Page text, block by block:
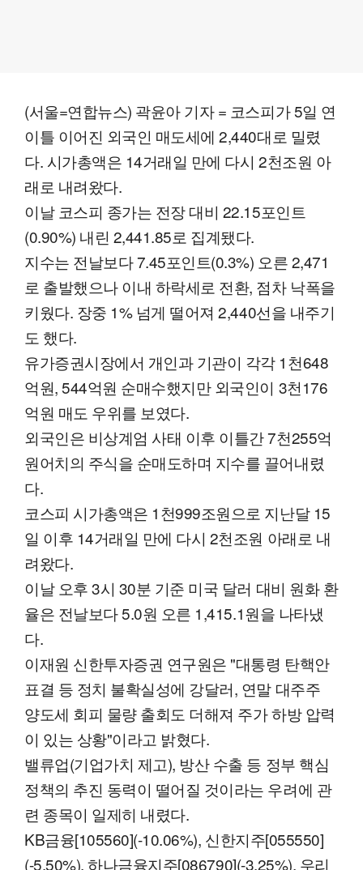
(서울=연합뉴스) 곽윤아 기자 = 코스피가 5일 연
이틀 이어진 외국인 매도세에 2,440대로 밀렸
다. 시가총액은 14거래일 만에 다시 2천조원 아
래로 내려왔다.
이날 코스피 종가는 전장 대비 22.15포인트
(0.90%) 내린 2,441.85로 집계됐다.
지수는 전날보다 7.45포인트(0.3%) 오른 2,471
로 출발했으나 이내 하락세로 전환, 점차 낙폭을
키웠다. 장중 1% 넘게 떨어져 2,440선을 내주기
도 했다.
유가증권시장에서 개인과 기관이 각각 1천648
억원, 544억원 순매수했지만 외국인이 3천176
억원 매도 우위를 보였다.
외국인은 비상계엄 사태 이후 이틀간 7천255억
원어치의 주식을 순매도하며 지수를 끌어내렸
다.
코스피 시가총액은 1천999조원으로 지난달 15
일 이후 14거래일 만에 다시 2천조원 아래로 내
려왔다.
이날 오후 3시 30분 기준 미국 달러 대비 원화 환
율은 전날보다 5.0원 오른 1,415.1원을 나타냈
다.
이재원 신한투자증권 연구원은 "대통령 탄핵안
표결 등 정치 불확실성에 강달러, 연말 대주주
양도세 회피 물량 출회도 더해져 주가 하방 압력
이 있는 상황"이라고 밝혔다.
밸류업(기업가치 제고), 방산 수출 등 정부 핵심
정책의 추진 동력이 떨어질 것이라는 우려에 관
련 종목이 일제히 내렸다.
KB금융[105560](-10.06%), 신한지주[055550]
(-5.50%), 하나금융지주[086790](-3.25%), 우리